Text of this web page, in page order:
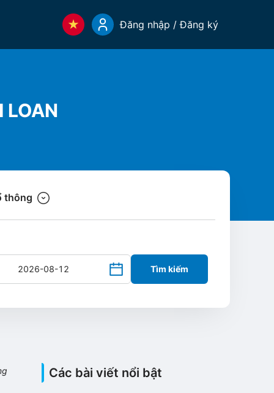
Đăng nhập / Đăng ký
LOAN
thông
Tìm kiếm
Các bài viết nổi bật